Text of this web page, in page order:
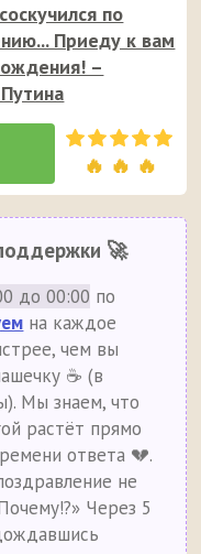
по
Приеду к вам
–
🔥 🔥 🔥
🚀
до 00:00 по
на каждое
чем вы
☕ (в
Мы знаем, что
растёт прямо
ответа 💔.
не
Через 5